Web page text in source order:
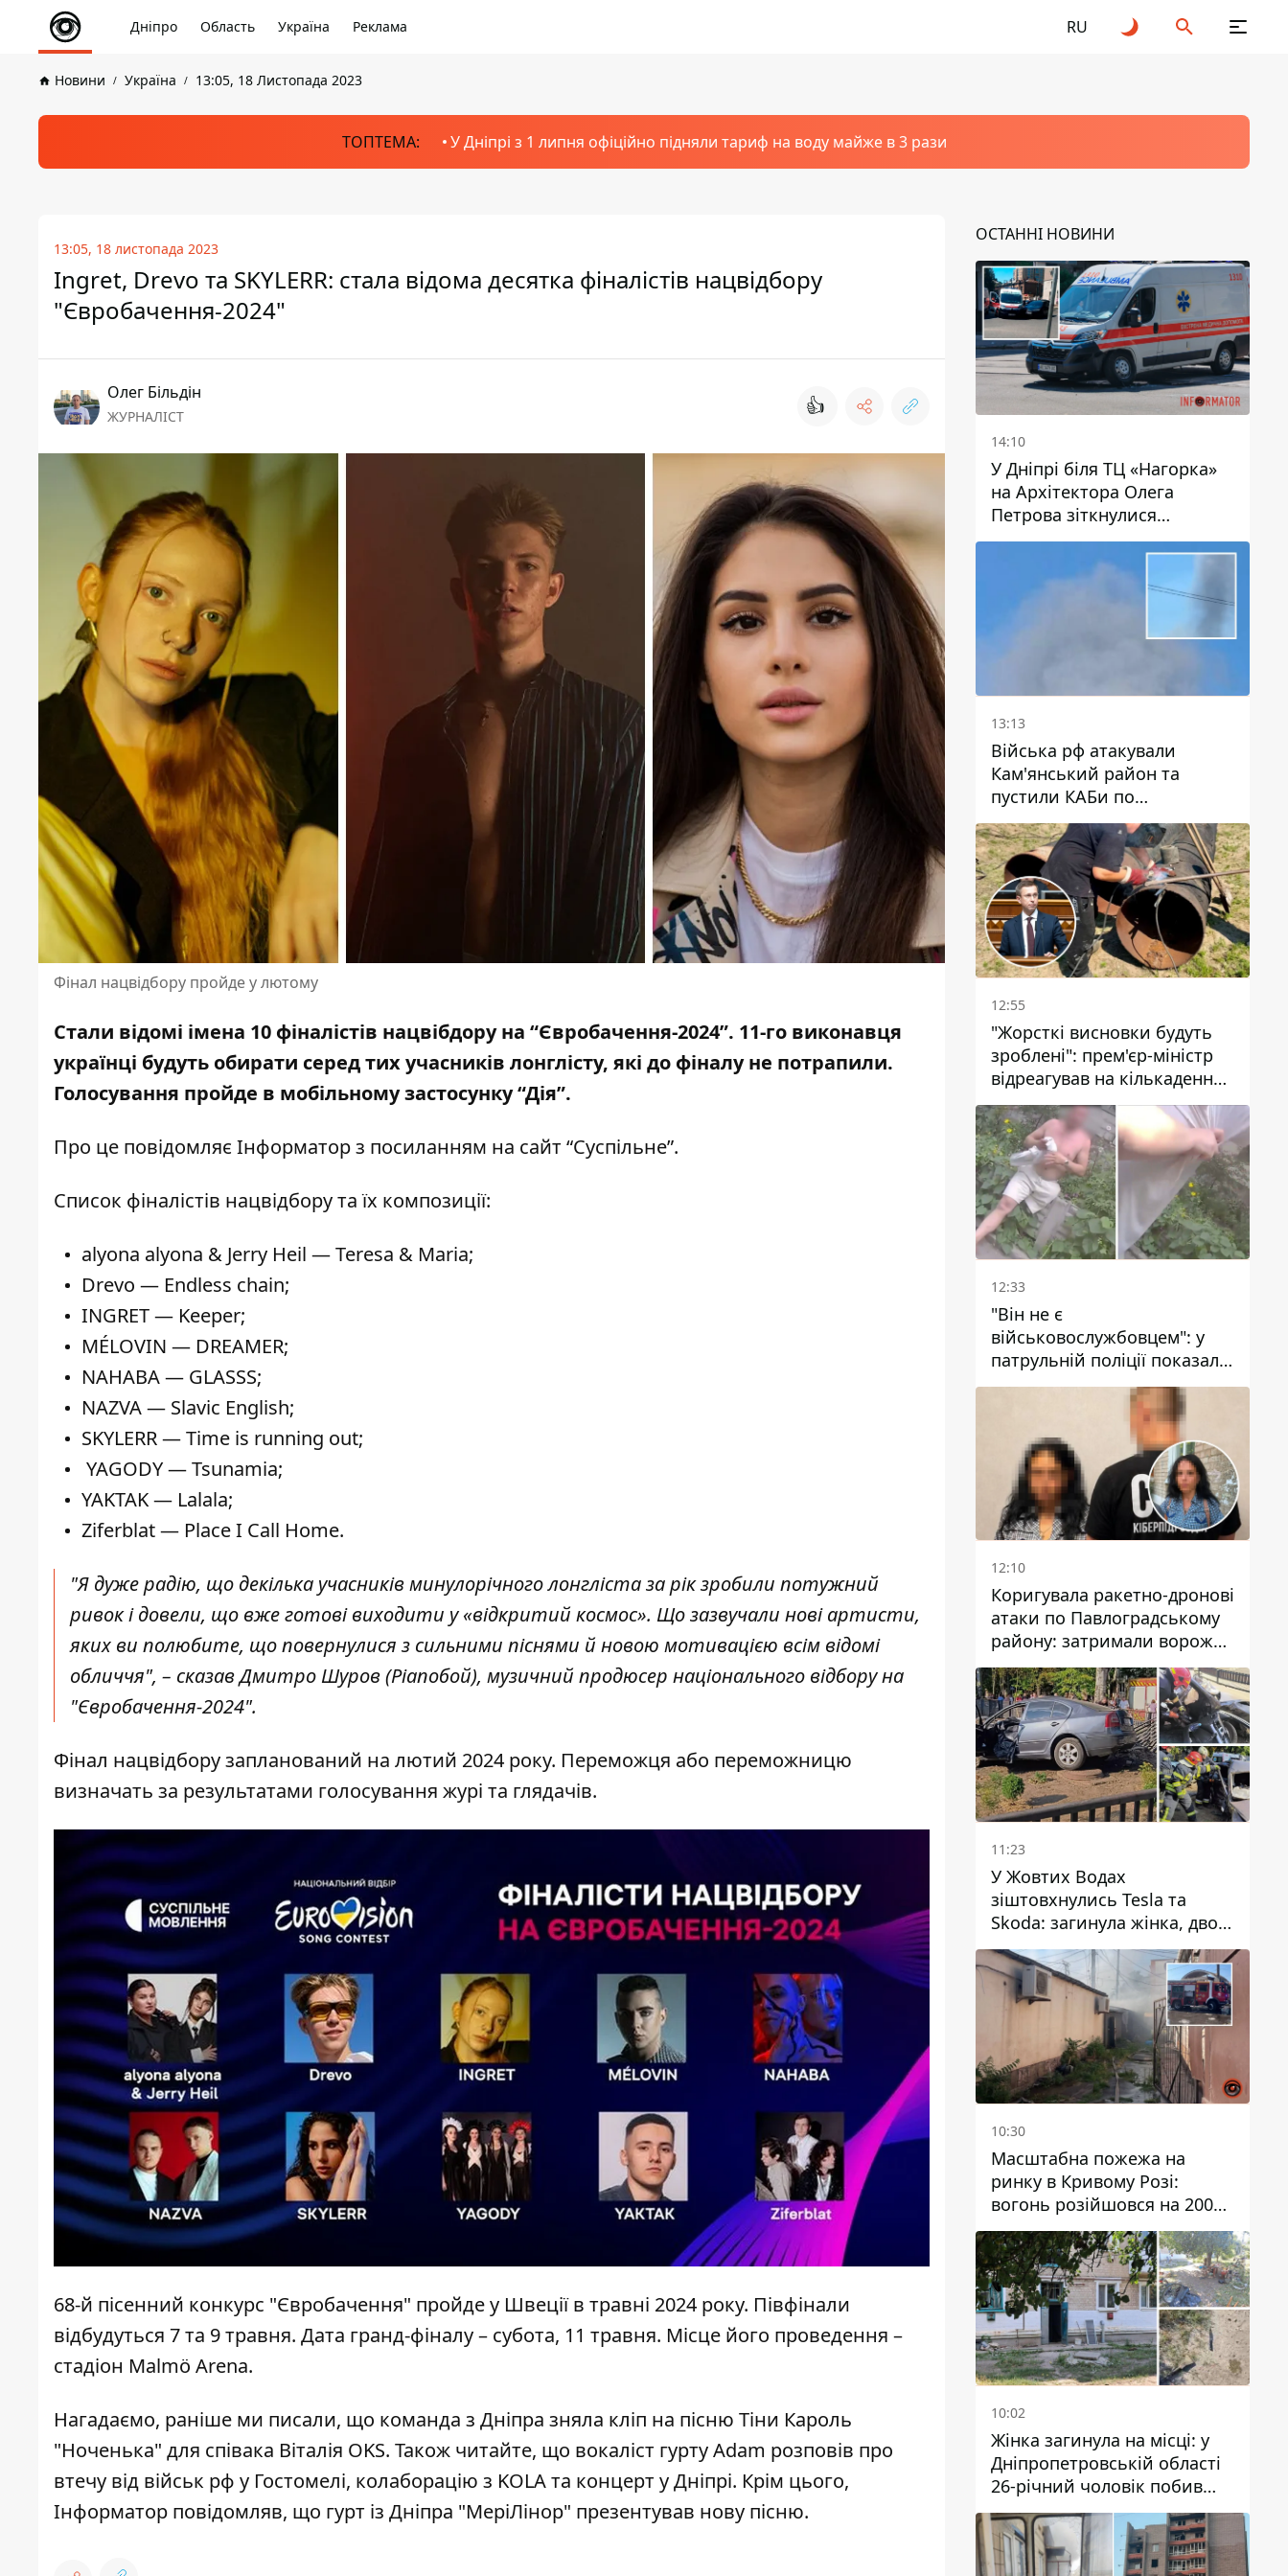
Дніпро Область Україна Реклама RU
Новини Україна 13:05, 18 Листопада 2023
ТОПТЕМА: У Дніпрі з 1 липня офіційно підняли тариф на воду майже в 3 рази
13:05, 18 листопада 2023
Ingret, Drevo та SKYLERR: стала відома десятка фіналістів нацвідбору
"Євробачення-2024"
Олег Більдін
ЖУРНАЛІСТ 👍
Фінал нацвідбору пройде у лютому
Стали відомі імена 10 фіналістів нацвібдору на “Євробачення-2024”. 11-го виконавця
українці будуть обирати серед тих учасників лонглісту, які до фіналу не потрапили.
Голосування пройде в мобільному застосунку “Дія”.
Про це повідомляє Інформатор з посиланням на сайт “Суспільне”.
Список фіналістів нацвідбору та їх композиції:
alyona alyona & Jerry Heil — Teresa & Maria;
Drevo — Endless chain;
INGRET — Keeper;
MÉLOVIN — DREAMER;
NAHABA — GLASSS;
NAZVA — Slavic English;
SKYLERR — Time is running out;
YAGODY — Tsunamia;
YAKTAK — Lalala;
Ziferblat — Place I Call Home.
"Я дуже радію, що декілька учасників минулорічного лонгліста за рік зробили потужний
ривок і довели, що вже готові виходити у «відкритий космос». Що зазвучали нові артисти,
яких ви полюбите, що повернулися з сильними піснями й новою мотивацією всім відомі
обличчя", – сказав Дмитро Шуров (Pianoбой), музичний продюсер національного відбору на
"Євробачення-2024".
Фінал нацвідбору запланований на лютий 2024 року. Переможця або переможницю
визначать за результатами голосування журі та глядачів.
68-й пісенний конкурс "Євробачення" пройде у Швеції в травні 2024 року. Півфінали
відбудуться 7 та 9 травня. Дата гранд-фіналу – субота, 11 травня. Місце його проведення –
стадіон Malmö Arena.
Нагадаємо, раніше ми писали, що команда з Дніпра зняла кліп на пісню Тіни Кароль
"Ноченька" для співака Віталія OKS. Також читайте, що вокаліст гурту Adam розповів про
втечу від військ рф у Гостомелі, колаборацію з KOLA та концерт у Дніпрі. Крім цього,
Інформатор повідомляв, що гурт із Дніпра "МеріЛінор" презентував нову пісню.
ОСТАННІ НОВИНИ
14:10
У Дніпрі біля ТЦ «Нагорка»
на Архітектора Олега
Петрова зіткнулися
«швидка» та Toyota: трамваї
№5 затримуються
13:13
Війська рф атакували
Кам'янський район та
пустили КАБи по
Павлограду: постраждав
чоловік, в небо здіймається
стовп диму
12:55
"Жорсткі висновки будуть
зроблені": прем'єр-міністр
відреагував на кількаденну
відсутність води у Марганці
12:33
"Він не є
військовослужбовцем": у
патрульній поліції показали
відео конфлікту з чоловіком
без ноги на проспекті Поля
12:10
Коригувала ракетно-дронові
атаки по Павлоградському
району: затримали ворожу
агентку
11:23
У Жовтих Водах
зіштовхнулись Tesla та
Skoda: загинула жінка, двоє
людей постраждали
10:30
Масштабна пожежа на
ринку в Кривому Розі:
вогонь розійшовся на 200
квадратних метрів
10:02
Жінка загинула на місці: у
Дніпропетровській області
26-річний чоловік побив
трьох людей металевим
предметом